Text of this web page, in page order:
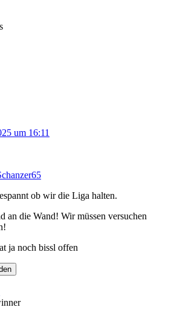
um 16:11
ob wir die Liga halten.
an die Wand! Wir müssen versuchen
ja noch bissl offen